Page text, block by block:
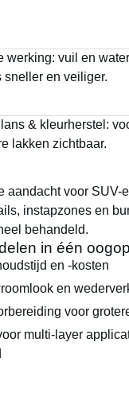
werking: vuil en
sneller en veiliger.
& kleurherstel:
lakken zichtbaar.
aandacht voor SUV-
instapzones en
behandeld.
in één
en -kosten
en
voor
multi-layer